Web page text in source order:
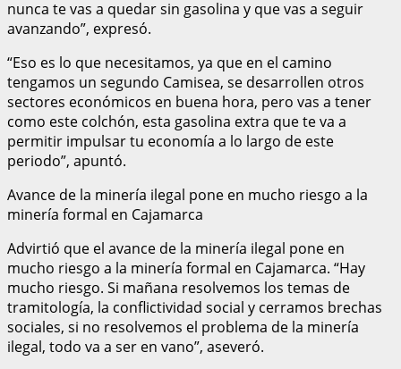
nunca te vas a quedar sin gasolina y que vas a seguir
avanzando”, expresó.
“Eso es lo que necesitamos, ya que en el camino
tengamos un segundo Camisea, se desarrollen otros
sectores económicos en buena hora, pero vas a tener
como este colchón, esta gasolina extra que te va a
permitir impulsar tu economía a lo largo de este
periodo”, apuntó.
Avance de la minería ilegal pone en mucho riesgo a la
minería formal en Cajamarca
Advirtió que el avance de la minería ilegal pone en
mucho riesgo a la minería formal en Cajamarca. “Hay
mucho riesgo. Si mañana resolvemos los temas de
tramitología, la conflictividad social y cerramos brechas
sociales, si no resolvemos el problema de la minería
ilegal, todo va a ser en vano”, aseveró.